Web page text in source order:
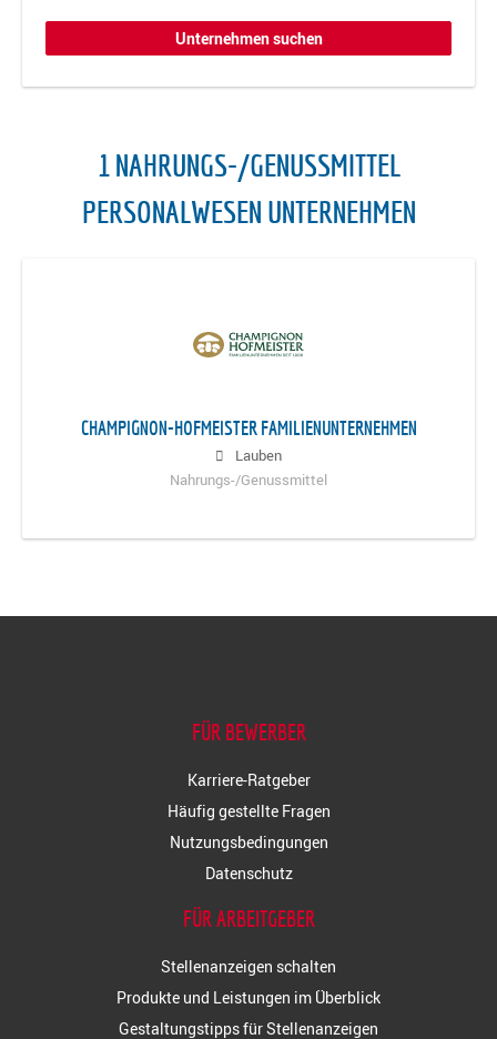
1 NAHRUNGS-/GENUSSMITTEL
PERSONALWESEN UNTERNEHMEN
CHAMPIGNON-HOFMEISTER FAMILIENUNTERNEHMEN
Lauben
Nahrungs-/Genussmittel
FÜR BEWERBER
Karriere-Ratgeber
Häufig gestellte Fragen
Nutzungsbedingungen
Datenschutz
FÜR ARBEITGEBER
Stellenanzeigen schalten
Produkte und Leistungen im Überblick
Gestaltungstipps für Stellenanzeigen